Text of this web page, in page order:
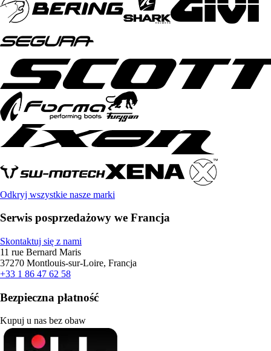
Odkryj wszystkie nasze marki
Serwis posprzedażowy we Francja
Skontaktuj się z nami
11 rue Bernard Maris
37270 Montlouis-sur-Loire, Francja
+33 1 86 47 62 58
Bezpieczna płatność
Kupuj u nas bez obaw